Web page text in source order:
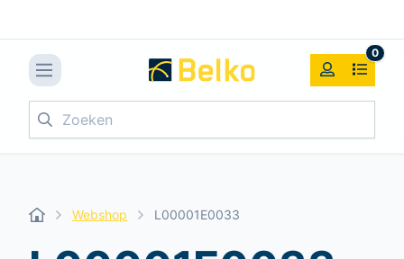
0
Zoeken
Webshop L00001E0033